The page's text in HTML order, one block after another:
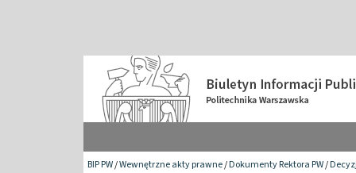
BIP PW/Wewnętrzne akty prawne/Dokumenty Rektora PW/